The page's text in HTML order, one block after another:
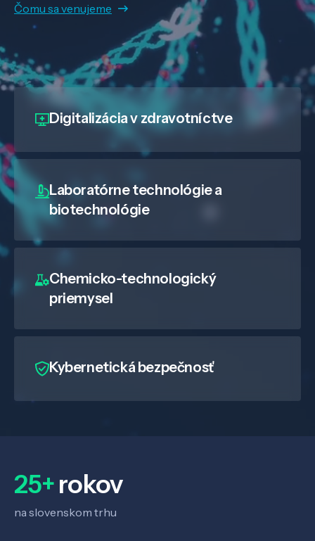
Čomu sa venujeme
Digitalizáciav zdravotníctve
Laboratórne technológie a
biotechnológie
Chemicko-technologický
priemysel
Kybernetická bezpečnosť
25+rokov
na slovenskom trhu